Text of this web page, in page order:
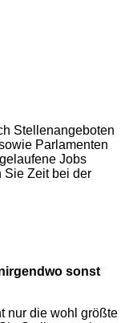
Stellenangeboten
Parlamenten
Jobs
Sie Zeit bei der
sonst
nur die wohl größte